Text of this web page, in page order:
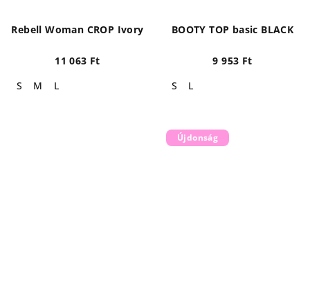
Rebell Woman CROP Ivory
11 063 Ft
S
M L
BOOTY TOP basic BLACK
9 953 Ft
S
L
Újdonság